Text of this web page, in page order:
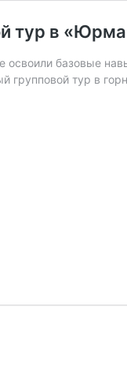
тур в
освоили базовые
групповой тур в